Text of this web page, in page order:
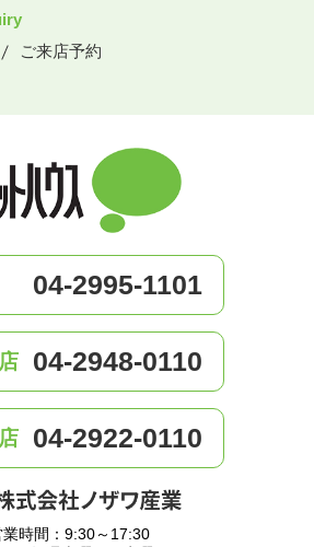
ご来店予約
04-2995-1101
04-2948-0110
04-2922-0110
業時間：9:30～17:30